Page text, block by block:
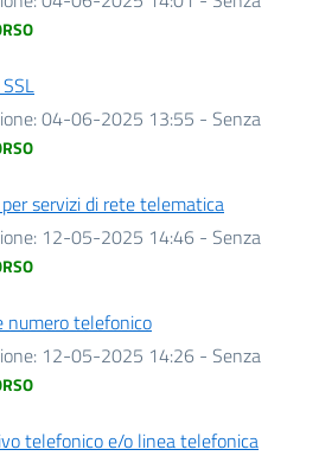
04-06-2025 13:55 - Senza
servizi di rete telematica
12-05-2025 14:46 - Senza
numero telefonico
12-05-2025 14:26 - Senza
telefonico e/o linea telefonica